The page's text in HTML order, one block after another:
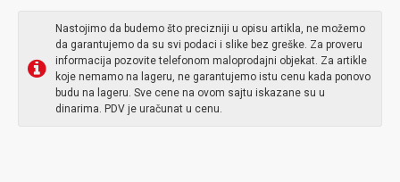
Nastojimo da budemo što precizniji u opisu artikla, ne možemo
da garantujemo da su svi podaci i slike bez greške. Za proveru
informacija pozovite telefonom maloprodajni objekat. Za artikle
koje nemamo na lageru, ne garantujemo istu cenu kada ponovo
budu na lageru. Sve cene na ovom sajtu iskazane su u
dinarima. PDV je uračunat u cenu.